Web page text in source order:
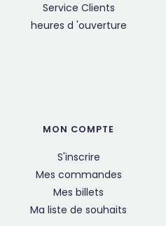
Service Clients
heures d 'ouverture
MON COMPTE
S'inscrire
Mes commandes
Mes billets
Ma liste de souhaits